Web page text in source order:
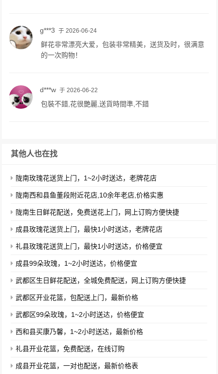
g***3 于 2026-06-24
鲜花非常漂亮大爱，包装非常精美，送货及时，很满意
的一次购物！
d***w 于 2026-06-22
包裝不錯,花很艷麗,送貨時間準,不錯
其他人也在找
陇南玫瑰花送货上门，1~2小时送达，老牌花店
陇南西和县鱼董段附近花店,10余年老店,价格实惠
陇南生日鲜花配送，免费送花上门，网上订购方便快捷
成县玫瑰花送货上门，最快1小时送达，老牌花店
礼县玫瑰花送货上门，最快1小时送达，价格便宜
成县99朵玫瑰，1~2小时送达，价格便宜
武都区生日鲜花配送，全城免费配送，网上订购方便快捷
武都区开业花篮，包配送上门，最新价格
武都区99朵玫瑰，1~2小时送达，价格便宜
西和县买康乃馨，1~2小时送达，最新价格
礼县开业花篮，免费配送，在线订购
成县开业花篮，一对也配送，最新价格表